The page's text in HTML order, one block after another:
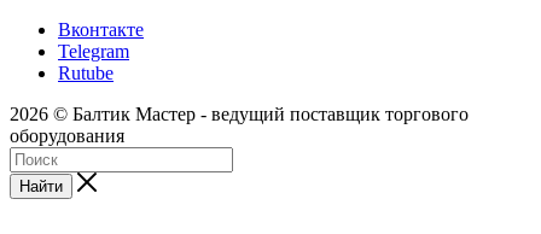
Вконтакте
Telegram
Rutube
2026 © Балтик Мастер - ведущий поставщик торгового
оборудования
Найти